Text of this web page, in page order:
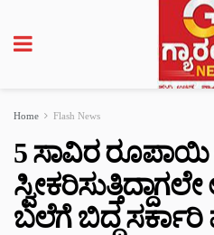
Home Flash News
5 ಸಾವಿರ
ಬಲೆಗೆ ಬಿದ್ದ ಸರ್ಕಾರಿ